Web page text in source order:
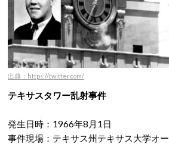
出典：https://twitter.com/
テキサスタワー乱射事件
発生日時：1966年8月1日
事件現場：テキサス州テキサス大学オ